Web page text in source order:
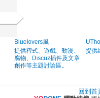
Bluelovers風
提供程式、遊戲、動漫、
腐物、Discuz插件及文章
創作等主題討論區。
提供
回到首